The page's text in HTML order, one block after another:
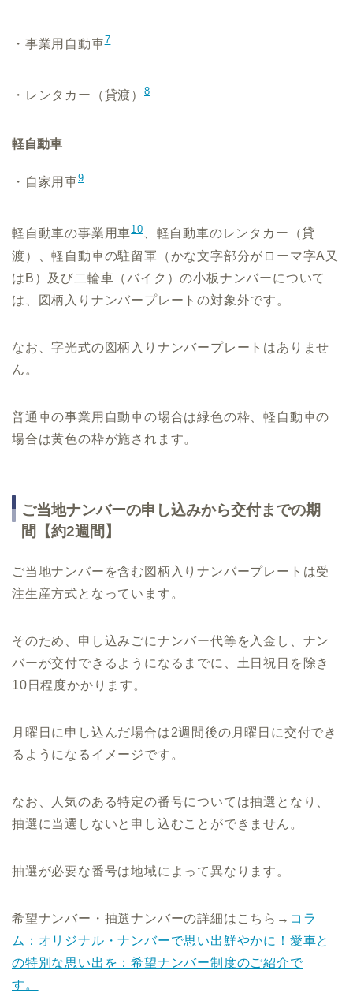
・事業用自動車7
・レンタカー（貸渡） 8
軽自動車
・自家用車9
軽自動車の事業用車10、軽自動車のレンタカー（貸
渡）、軽自動車の駐留軍（かな文字部分がローマ字A又
はB）及び二輪車（バイク）の小板ナンバーについて
は、図柄入りナンバープレートの対象外です。
なお、字光式の図柄入りナンバープレートはありませ
ん。
普通車の事業用自動車の場合は緑色の枠、軽自動車の
場合は黄色の枠が施されます。
ご当地ナンバーの申し込みから交付までの期
間【約2週間】
ご当地ナンバーを含む図柄入りナンバープレートは受
注生産方式となっています。
そのため、申し込みごにナンバー代等を入金し、ナン
バーが交付できるようになるまでに、土日祝日を除き
10日程度かかります。
月曜日に申し込んだ場合は2週間後の月曜日に交付でき
るようになるイメージです。
なお、人気のある特定の番号については抽選となり、
抽選に当選しないと申し込むことができません。
抽選が必要な番号は地域によって異なります。
希望ナンバー・抽選ナンバーの詳細はこちら→ コラ
ム：オリジナル・ナンバーで思い出鮮やかに！愛車と
の特別な思い出を：希望ナンバー制度のご紹介で
す。